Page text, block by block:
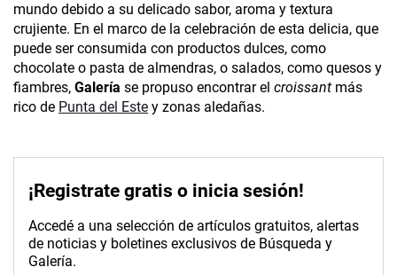
mundo debido a su delicado sabor, aroma y textura
crujiente. En el marco de la celebración de esta delicia, que
puede ser consumida con productos dulces, como
chocolate o pasta de almendras, o salados, como quesos y
fiambres, Galería se propuso encontrar el croissant más
rico de Punta del Este y zonas aledañas.
¡Registrate gratis o inicia sesión!
Accedé a una selección de artículos gratuitos, alertas
de noticias y boletines exclusivos de Búsqueda y
Galería.